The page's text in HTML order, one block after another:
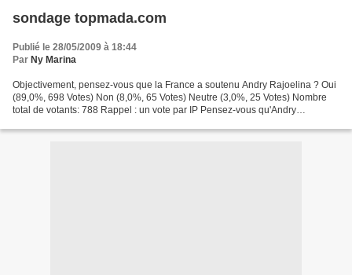
sondage topmada.com
Publié le 28/05/2009 à 18:44
Par Ny Marina
Objectivement, pensez-vous que la France a soutenu Andry Rajoelina ? Oui
(89,0%, 698 Votes) Non (8,0%, 65 Votes) Neutre (3,0%, 25 Votes) Nombre
total de votants: 788 Rappel : un vote par IP Pensez-vous qu'Andry